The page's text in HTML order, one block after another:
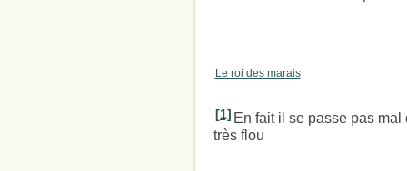
Le roi des marais
[1] En fait il se passe pas
très flou